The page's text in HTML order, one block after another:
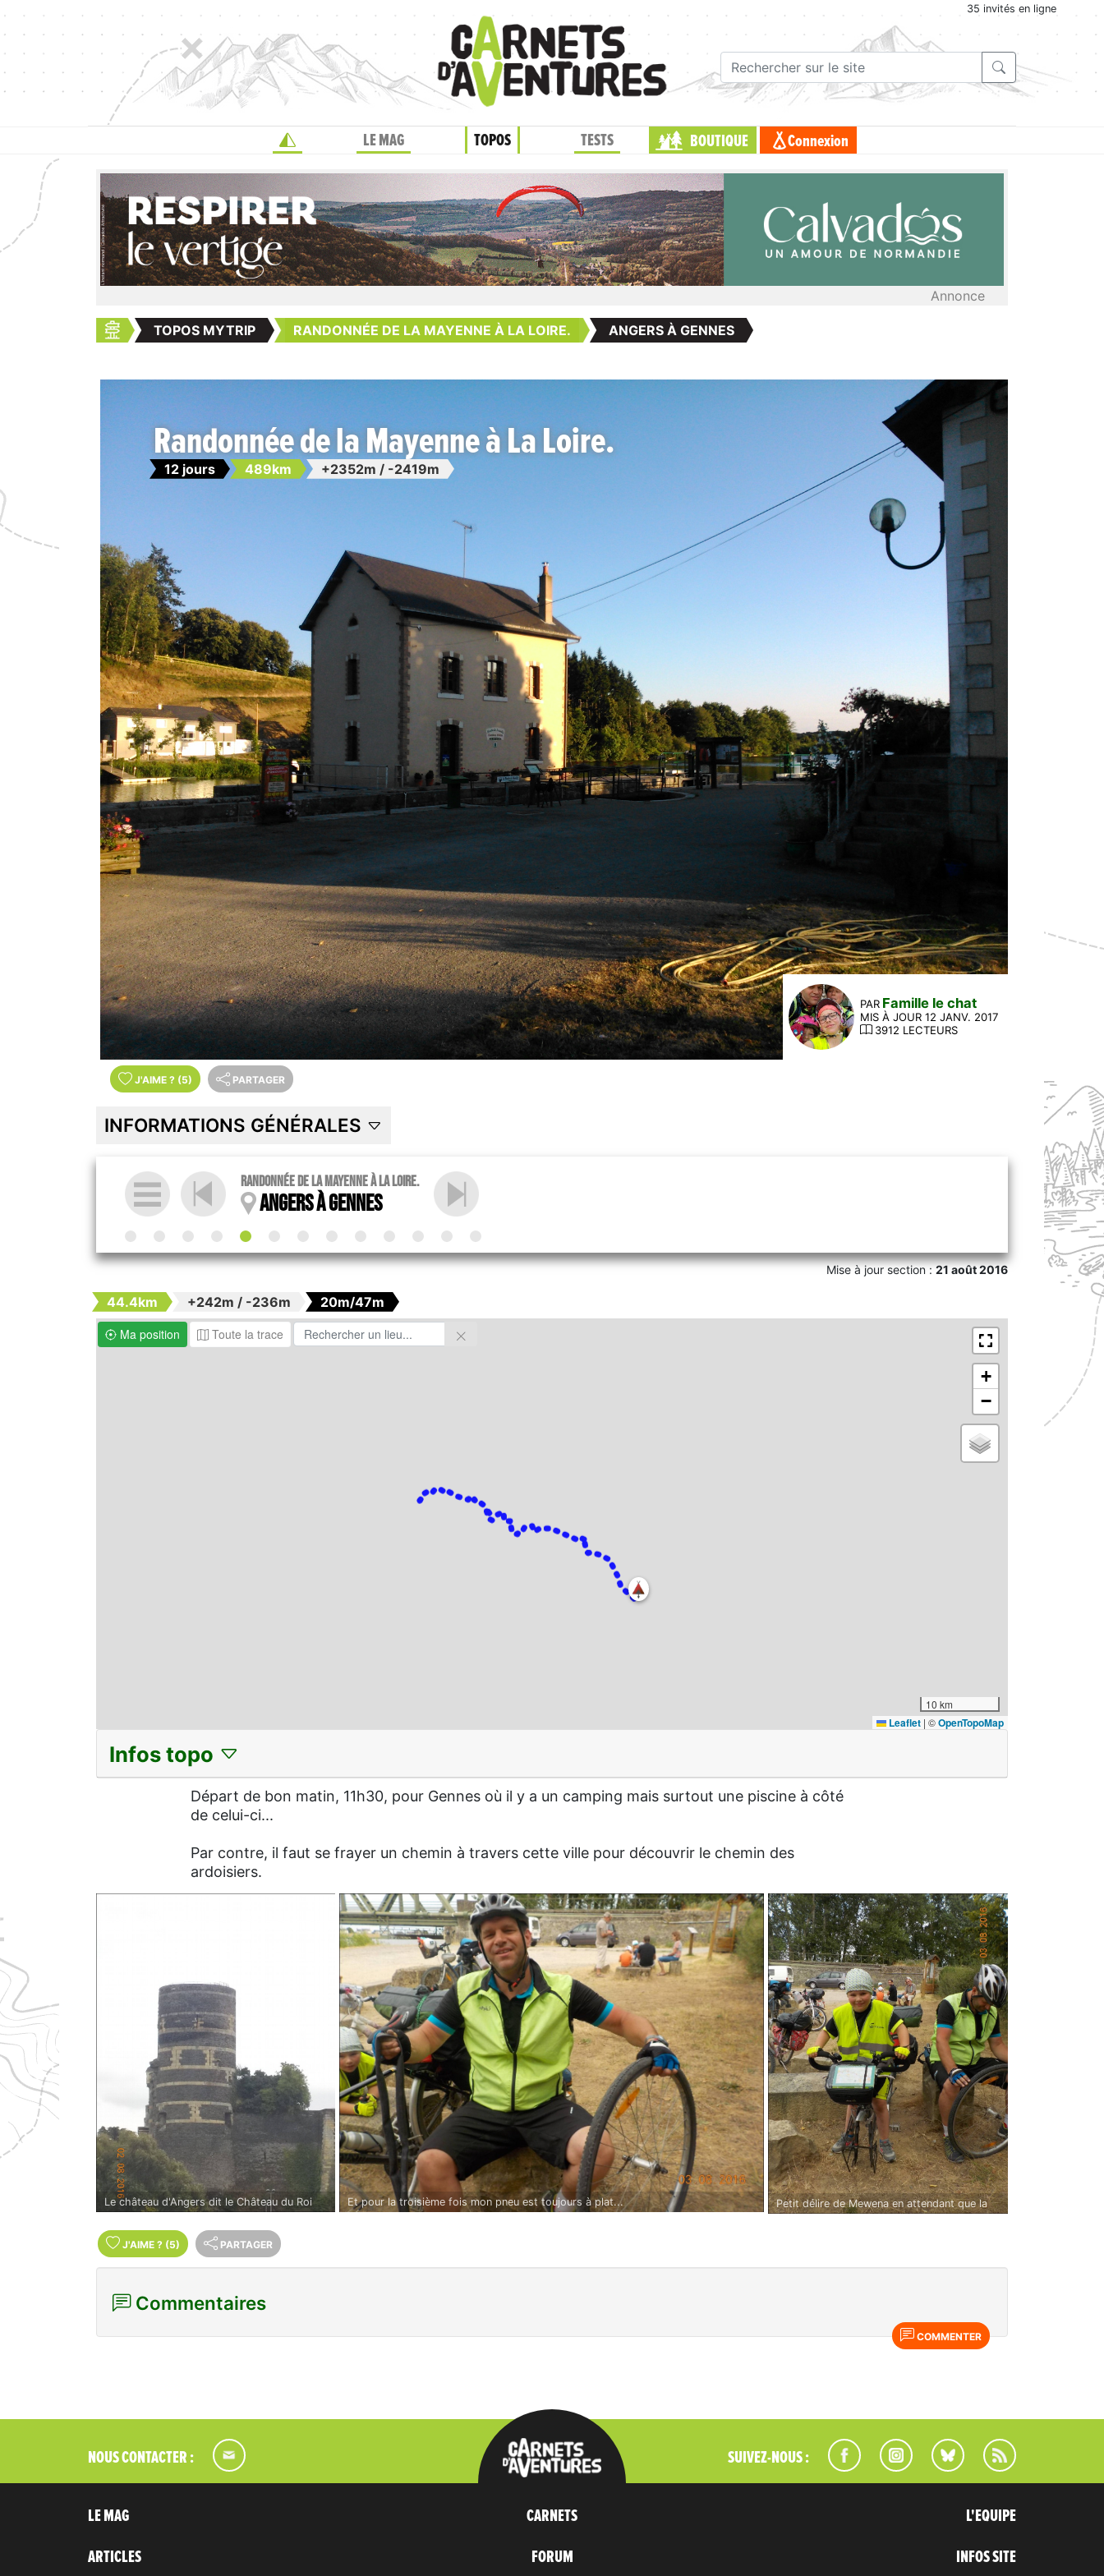
35 invités en ligne
LE MAG TOPOS TESTS BOUTIQUE Connexion
Annonce
TOPOS MYTRIP RANDONNÉE DE LA MAYENNE À LA LOIRE. ANGERS À GENNES
Randonnée de la Mayenne à La Loire.
12 jours 489km +2352m / -2419m
PAR Famille le chat
MIS À JOUR 12 JANV. 2017
3912 LECTEURS
J'AIME ? (5) PARTAGER
INFORMATIONS GÉNÉRALES
Randonnée de la Mayenne à La Loire.
Angers à Gennes
Mise à jour section :21 août 2016
44.4km +242m / -236m
20m/47m
Ma position
Toute la trace
+
−
10 km
Leaflet | ©OpenTopoMap
Infos topo
Départ de bon matin, 11h30, pour Gennes où il y a un camping mais surtout une piscine à côté
de celui-ci...
Par contre, il faut se frayer un chemin à travers cette ville pour découvrir le chemin des
ardoisiers.
Le château d'Angers dit le Château du Roi
dirait Mewena).
Et pour la troisième fois mon pneu est toujours à plat...
Petit délire de Mewena en attendant que la
J'AIME ? (5) PARTAGER
Commentaires
COMMENTER
NOUS CONTACTER : SUIVEZ-NOUS :
LE MAG
ARTICLES
CARNETS
FORUM
L'EQUIPE
INFOS SITE